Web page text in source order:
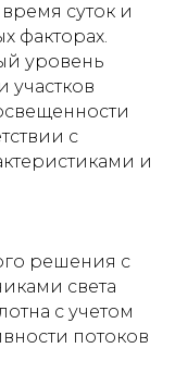
суток и
факторах.
уровень
участков
с
и
решения с
света
с учетом
потоков